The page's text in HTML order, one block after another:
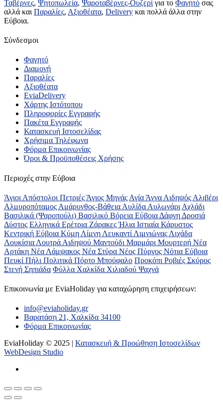
Ταβέρνες, Ψητοπωλεία, Ψαροταβέρνες-Ουζερί για το Φαγητό σας
αλλά και Παραλίες, Αξιοθέατα, Delivery και πολλά άλλα στην
Εύβοια.
Σύνδεσμοι
Φαγητό
Διαμονή
Παραλίες
Αξιοθέατα
EviaDelivery
Χάρτης Ιστότοπου
Πληροφορίες Εγγραφής
Πακέτα Εγγραφής
Κατασκευή Ιστοσελίδας
Χρήσιμα Τηλέφωνα
Φόρμα Επικοινωνίας
Όροι & Προϋποθέσεις Xρήσης
Περιοχές στην Εύβοια
Άγιοι Απόστολοι Πετριές Άγιος Μηνάς Αγία Άννα Αιδηψός Αλιβέρι
Αλμυροπόταμος Αμάρυνθος-Βάθεια Αυλίδα Αυλωνάρι Αχλάδι
Βασιλικά (Ψαροπούλι) Βασιλικό Βόρεια Εύβοια Δάφνη Δροσιά
Δύστος Ελληνικά Ερέτρια ΖάρακεςΉλια Ιστιαία Κάρυστος
Κεντρική Εύβοια Κύμη Λίμνη Λευκαντί Λιμνιώνας Λιχάδα
Λουκίσια Λουτρά Αιδηψού Μαντούδι Μαρμάρι Μουρτερή Νέα
Αρτάκη Νέα Λάμψακος Νέα Στύρα Νέος Πύργος Νότια Εύβοια
Πευκί Πήλι Πολιτικά Πόρτο Μπούφαλο Προκόπι Ροβιές Σκύρος
Στενή Σηπιάδα Φύλλα Χαλκίδα Χιλιαδού Ψαχνά
Επικοινωνία με ΕviaHoliday για καταχώρηση επιχειρήσεων:
info@eviaholiday.gr
Βαρατάση 21, Χαλκίδα 34100
Φόρμα Επικοινωνίας
EviaHoliday © 2025 | Κατασκευή & Προώθηση Ιστοσελίδων
WebDesign Studio